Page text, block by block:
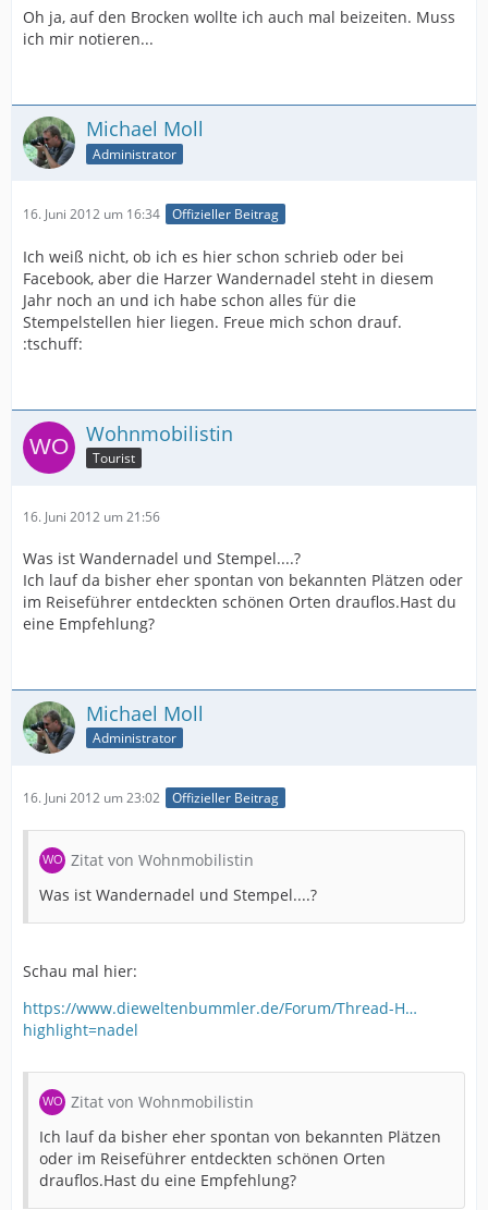
Oh ja, auf den Brocken wollte ich auch mal beizeiten. Muss
ich mir notieren...
Michael Moll
Administrator
16. Juni 2012 um 16:34 Offizieller Beitrag
Ich weiß nicht, ob ich es hier schon schrieb oder bei
Facebook, aber die Harzer Wandernadel steht in diesem
Jahr noch an und ich habe schon alles für die
Stempelstellen hier liegen. Freue mich schon drauf.
:tschuff:
Wohnmobilistin
Tourist
16. Juni 2012 um 21:56
Was ist Wandernadel und Stempel....?
Ich lauf da bisher eher spontan von bekannten Plätzen oder
im Reiseführer entdeckten schönen Orten drauflos.Hast du
eine Empfehlung?
Michael Moll
Administrator
16. Juni 2012 um 23:02 Offizieller Beitrag
Zitat von Wohnmobilistin
Was ist Wandernadel und Stempel....?
Schau mal hier:
https://www.dieweltenbummler.de/Forum/Thread-H…
highlight=nadel
Zitat von Wohnmobilistin
Ich lauf da bisher eher spontan von bekannten Plätzen
oder im Reiseführer entdeckten schönen Orten
drauflos.Hast du eine Empfehlung?